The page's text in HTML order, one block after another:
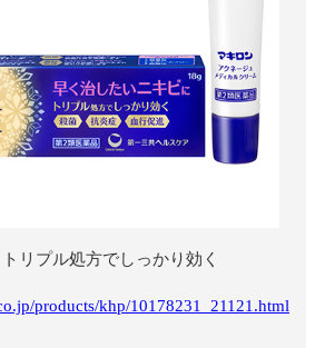
リプル処方でしっかり効く
products/khp/10178231_21121.html